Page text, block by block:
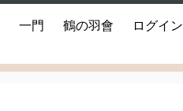
一門 鶴の羽會
ログイン